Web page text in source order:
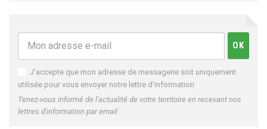
J'accepte que mon adresse de messagerie soit uniquement
utilisée pour vous envoyer notre lettre d'information
Tenez-vous informé de l'actualité de votre territoire en recevant nos
lettres d'information par email